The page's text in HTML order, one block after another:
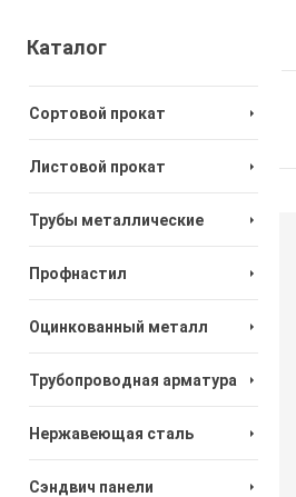
Каталог
Сортовой прокат
Листовой прокат
Трубы металлические
Профнастил
Оцинкованный металл
Трубопроводная арматура
Нержавеющая сталь
Сэндвич панели